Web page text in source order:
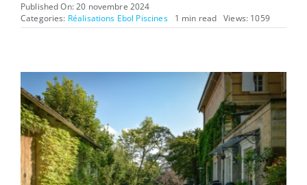
Published On: 20 novembre 2024
Categories: Réalisations Ebol Piscines 1 min read Views: 1059